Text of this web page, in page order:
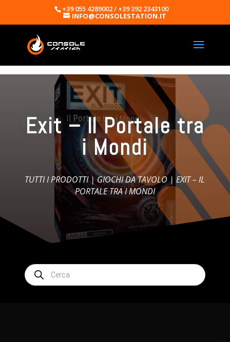
+39 055 4289002 / +39 392 2343100
INFO@CONSOLESTATION.IT
Exit – Il Portale tra
i Mondi
TUTTI I PRODOTTI|GIOCHI DA TAVOLO| EXIT – IL
PORTALE TRA I MONDI
Products
search